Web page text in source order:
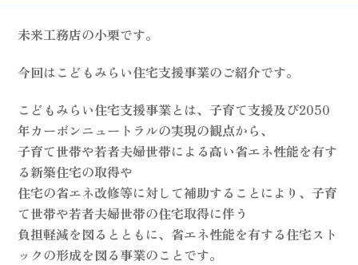
未来工務店の小栗です。
今回はこどもみらい住宅支援事業のご紹介です。
こどもみらい住宅支援事業とは、子育て支援及び2050
年カーボンニュートラルの実現の観点から、​
子育て世帯や若者夫婦世帯による高い省エネ性能を有す
る新築住宅の取得や​
住宅の省エネ改修等に対して補助することにより、子育
て世帯や若者夫婦世帯の住宅取得に伴う​
負担軽減を図るとともに、省エネ性能を有する住宅スト
ックの形成を図る事業のことです。